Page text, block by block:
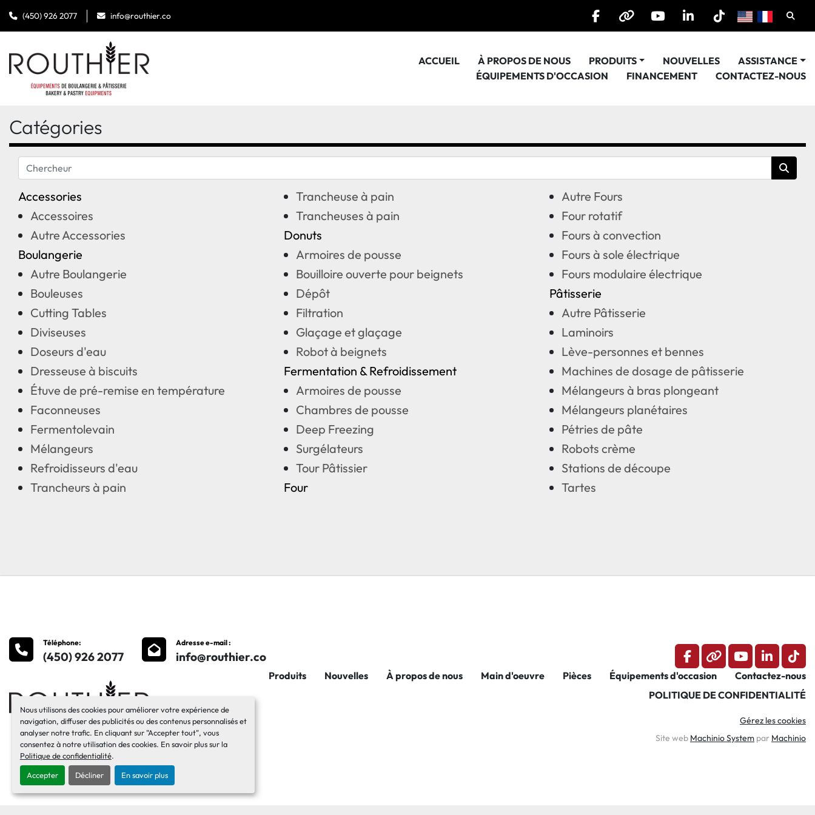
Nous utilisons des cookies pour améliorer votre expérience de
navigation, diffuser des publicités ou des contenus personnalisés et
analyser notre trafic. En cliquant sur "Accepter tout", vous
consentez à notre utilisation des cookies. En savoir plus sur la
Politique de confidentialité.
Accepter Décliner En savoir plus
(450) 926 2077 info@routhier.co
facebookotheryoutubelinkedintiktok
ACCUEIL PRODUITS NOUVELLES
À PROPOS DE NOUS
ASSISTANCE
ÉQUIPEMENTS D'OCCASION
FINANCEMENT CONTACTEZ-NOUS
Catégories
Accessories
Accessoires
Autre Accessories
Boulangerie
Autre Boulangerie
Bouleuses
Cutting Tables
Diviseuses
Doseurs d'eau
Dresseuse à biscuits
Étuve de pré-remise en température
Faconneuses
Fermentolevain
Mélangeurs
Refroidisseurs d'eau
Trancheurs à pain
Trancheuse à pain
Trancheuses à pain
Donuts
Armoires de pousse
Bouilloire ouverte pour beignets
Dépôt
Filtration
Glaçage et glaçage
Robot à beignets
Fermentation & Refroidissement
Armoires de pousse
Chambres de pousse
Deep Freezing
Surgélateurs
Tour Pâtissier
Four
Autre Fours
Four rotatif
Fours à convection
Fours à sole électrique
Fours modulaire électrique
Pâtisserie
Autre Pâtisserie
Laminoirs
Lève-personnes et bennes
Machines de dosage de pâtisserie
Mélangeurs à bras plongeant
Mélangeurs planétaires
Pétries de pâte
Robots crème
Stations de découpe
Tartes
Téléphone:
(450) 926 2077
Adresse e-mail :
info@routhier.co facebook
otheryoutubelinkedin
Produits Nouvelles À propos de nous Main d'oeuvre Pièces Équipements d'occasion
Contactez-nous
POLITIQUE DE CONFIDENTIALITÉ
Gérez les cookies
Site web Machinio System par Machinio